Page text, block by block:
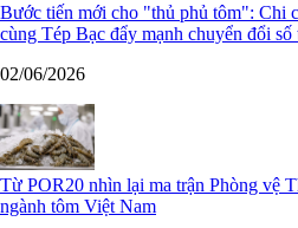
Bước tiến mới cho "thủ phủ tôm": Chi
cùng Tép Bạc đẩy mạnh chuyển đổi số
02/06/2026
Từ POR20 nhìn lại ma trận Phòng vệ
ngành tôm Việt Nam